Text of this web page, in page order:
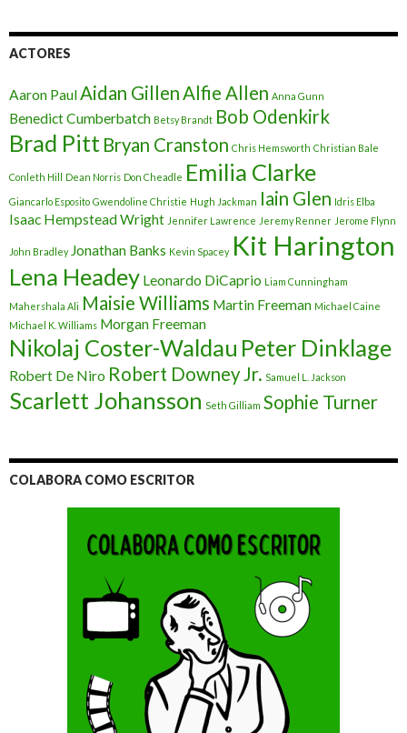
ACTORES
Aaron PaulAidan GillenAlfie Allen Anna Gunn
Benedict Cumberbatch Betsy Brandt Bob Odenkirk
Brad Pitt Bryan Cranston Chris Hemsworth Christian Bale
Conleth Hill Dean Norris Don Cheadle Emilia Clarke
Giancarlo Esposito Gwendoline Christie Hugh Jackman Iain Glen Idris Elba
Isaac Hempstead Wright Jennifer Lawrence Jeremy Renner Jerome Flynn
John Bradley Jonathan Banks Kevin Spacey Kit Harington
Lena Headey Leonardo DiCaprio Liam Cunningham
Mahershala Ali Maisie Williams Martin Freeman Michael Caine
Michael K. Williams Morgan Freeman
Nikolaj Coster-Waldau Peter Dinklage
Robert De Niro Robert Downey Jr. Samuel L. Jackson
Scarlett Johansson Seth Gilliam Sophie Turner
COLABORA COMO ESCRITOR